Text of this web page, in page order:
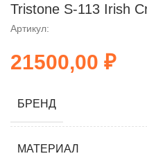
Tristone S-113 Irish
Артикул:
₽
БРЕНД
МАТЕРИАЛ